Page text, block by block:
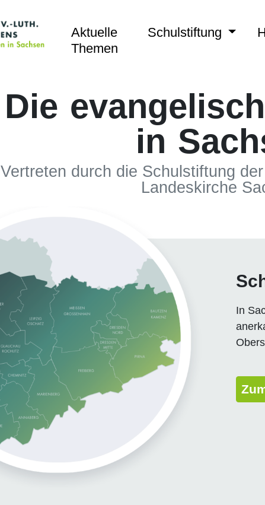
Aktuelle
Themen
Schulstiftung
Die
in
Vertreten durch die Schulstiftung
Landeskirche
In